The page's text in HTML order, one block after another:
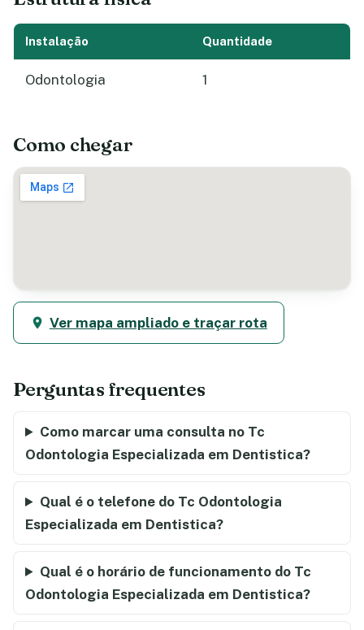
Instalação Quantidade
Odontologia 1
Como chegar
Ver mapa ampliado e traçar rota
Perguntas frequentes
Como marcar uma consulta no Tc
Odontologia Especializada em Dentistica?
Qual é o telefone do Tc Odontologia
Especializada em Dentistica?
Qual é o horário de funcionamento do Tc
Odontologia Especializada em Dentistica?